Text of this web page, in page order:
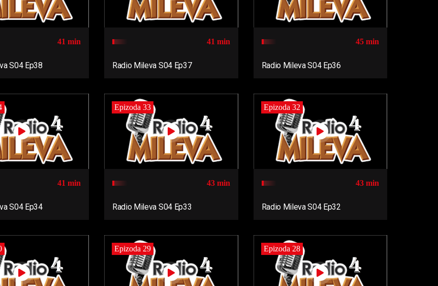
41 min
S04 Ep38
41 min
Radio Mileva S04 Ep37
45 min
Radio Mileva S04 Ep36
41 min
S04 Ep34
Epizoda 33
43 min
Radio Mileva S04 Ep33
Epizoda 32
43 min
Radio Mileva S04 Ep32
Epizoda 29 Epizoda 28